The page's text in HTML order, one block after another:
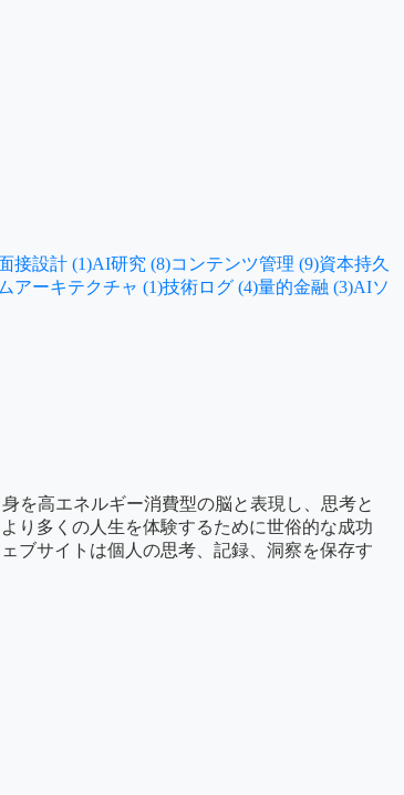
接設計 (1)AI研究 (8)コンテンツ管理 (9)資本持久
アーキテクチャ (1)技術ログ (4)量的金融 (3)AIソ
を高エネルギー消費型の脳と表現し、思考と
り多くの人生を体験するために世俗的な成功
ブサイトは個人の思考、記録、洞察を保存す